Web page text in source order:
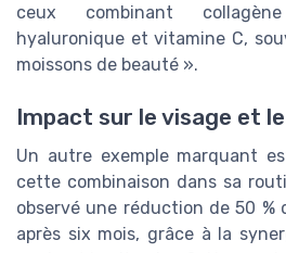
ceux combinant
hyaluronique et vitamine C,
moissons de beauté ».
Impact sur le visage et
Un autre exemple marquant
cette combinaison dans sa
observé une réduction de 50 %
après six mois, grâce à la